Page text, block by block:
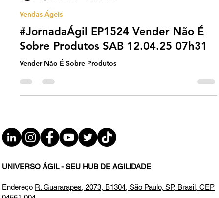
Apr 11, 2025
Vendas Ágeis
#JornadaÁgil EP1524 Vender Não É
Sobre Produtos SAB 12.04.25 07h31
Vender Não É Sobre Produtos
UNIVERSO ÁGIL - SEU HUB DE AGILIDADE